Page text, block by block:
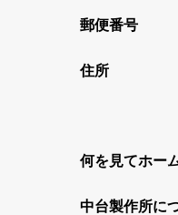
郵便番号
住所
何を見てホー
中台製作所に